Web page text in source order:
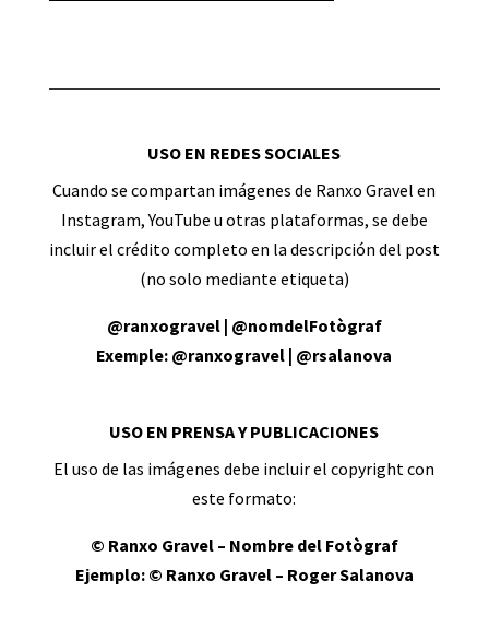
USO EN REDES SOCIALES
Cuando se compartan imágenes de Ranxo Gravel en
Instagram, YouTube u otras plataformas, se debe
incluir el crédito completo en la descripción del post
(no solo mediante etiqueta)
@ranxogravel | @nomdelFotògraf
Exemple: @ranxogravel | @rsalanova
USO EN PRENSA Y PUBLICACIONES
El uso de las imágenes debe incluir el copyright con
este formato:
© Ranxo Gravel – Nombre del Fotògraf
Ejemplo: © Ranxo Gravel – Roger Salanova